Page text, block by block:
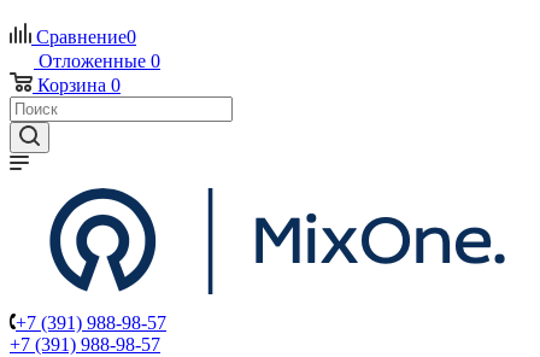
Сравнение0
Отложенные 0
Корзина 0
+7 (391) 988-98-57
+7 (391) 988-98-57